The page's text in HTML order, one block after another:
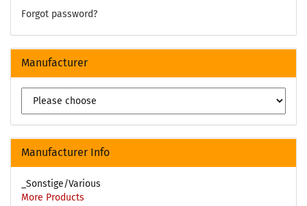
Forgot password?
Manufacturer
Manufacturer Info
_Sonstige/Various
More Products